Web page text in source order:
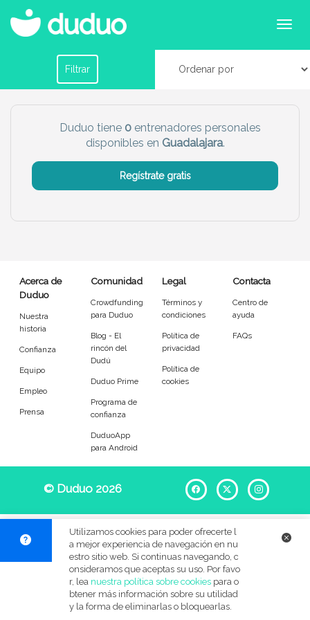
Entrenadores personales en Guadalajara
Filtrar
Filtrar por horario
Chico Chica
Más servicio del dudú
Limpieza Manitas
Entrenador Asistente
Tipo de atención
Yoga
Tenis
Pilates
Idiomas del dudú
Cerrar Filtrar
Duduo tiene 0 entrenadores personales
disponibles en Guadalajara.
Regístrate gratis
Acerca de
Duduo
Nuestra
historia
Confianza
Equipo
Empleo
Prensa
Comunidad
Crowdfunding
para Duduo
Blog - El
rincón del
Dudú
Duduo Prime
Programa de
confianza
DuduoApp
para Android
Legal
Términos y
condiciones
Política de
privacidad
Política de
cookies
Contacta
Centro de
ayuda
FAQs
© Duduo 2026 Facebook
X
Utilizamos cookies para poder ofrecerte l
a mejor experiencia de navegación en nu
estro sitio web. Si continuas navegando, c
onsideramos que aceptas su uso. Por favo
r, lea nuestra política sobre cookiespara o
btener más información sobre su utilidad
y la forma de eliminarlas o bloquearlas.